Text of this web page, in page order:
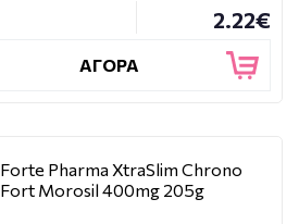
2.22€
ΑΓΟΡΑ
Forte Pharma XtraSlim Chrono
Fort Morosil 400mg 205g